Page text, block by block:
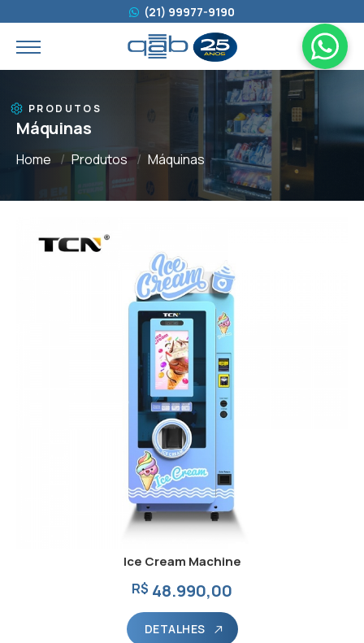
(21) 99977-9190
PRODUTOS
Máquinas
Home Produtos Máquinas
Ice Cream Machine
R$ 48.990,00
DETALHES